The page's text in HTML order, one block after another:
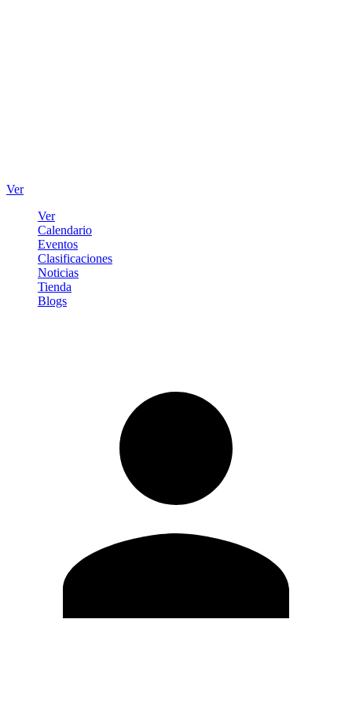
Ver
Ver
Calendario
Eventos
Clasificaciones
Noticias
Tienda
Blogs